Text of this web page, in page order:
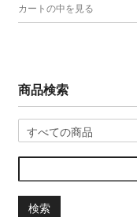
カートの中を見る
商品検索
検索